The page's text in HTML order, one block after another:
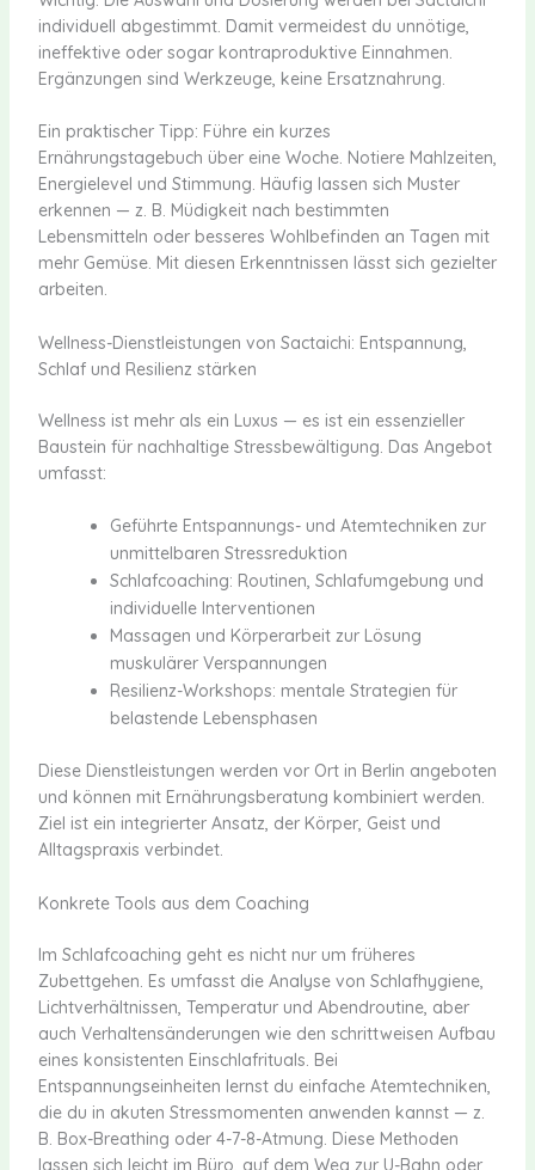
individuell abgestimmt. Damit vermeidest du unnötige,
ineffektive oder sogar kontraproduktive Einnahmen.
Ergänzungen sind Werkzeuge, keine Ersatznahrung.
Ein praktischer Tipp: Führe ein kurzes
Ernährungstagebuch über eine Woche. Notiere Mahlzeiten,
Energielevel und Stimmung. Häufig lassen sich Muster
erkennen — z. B. Müdigkeit nach bestimmten
Lebensmitteln oder besseres Wohlbefinden an Tagen mit
mehr Gemüse. Mit diesen Erkenntnissen lässt sich gezielter
arbeiten.
Wellness-Dienstleistungen von Sactaichi: Entspannung,
Schlaf und Resilienz stärken
Wellness ist mehr als ein Luxus — es ist ein essenzieller
Baustein für nachhaltige Stressbewältigung. Das Angebot
umfasst:
Geführte Entspannungs- und Atemtechniken zur
unmittelbaren Stressreduktion
Schlafcoaching: Routinen, Schlafumgebung und
individuelle Interventionen
Massagen und Körperarbeit zur Lösung
muskulärer Verspannungen
Resilienz-Workshops: mentale Strategien für
belastende Lebensphasen
Diese Dienstleistungen werden vor Ort in Berlin angeboten
und können mit Ernährungsberatung kombiniert werden.
Ziel ist ein integrierter Ansatz, der Körper, Geist und
Alltagspraxis verbindet.
Konkrete Tools aus dem Coaching
Im Schlafcoaching geht es nicht nur um früheres
Zubettgehen. Es umfasst die Analyse von Schlafhygiene,
Lichtverhältnissen, Temperatur und Abendroutine, aber
auch Verhaltensänderungen wie den schrittweisen Aufbau
eines konsistenten Einschlafrituals. Bei
Entspannungseinheiten lernst du einfache Atemtechniken,
die du in akuten Stressmomenten anwenden kannst — z.
B. Box-Breathing oder 4-7-8-Atmung. Diese Methoden
lassen sich leicht im Büro, auf dem Weg zur U-Bahn oder